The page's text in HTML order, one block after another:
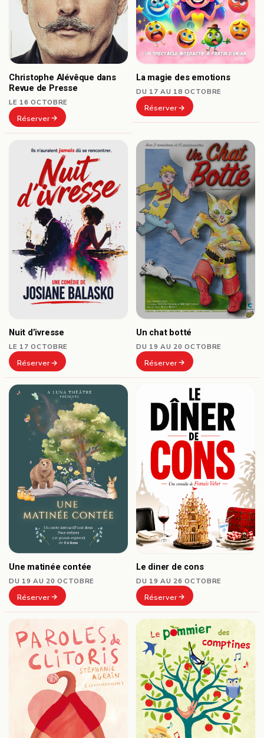
Christophe Alévêque dans
Revue de Presse
LE 16 OCTOBRE
Réserver
La magie des emotions
DU 17 AU 18 OCTOBRE
Réserver
Nuit d’ivresse
LE 17 OCTOBRE
Réserver
Un chat botté
DU 19 AU 20 OCTOBRE
Réserver
Une matinée contée
DU 19 AU 20 OCTOBRE
Réserver
Le diner de cons
DU 19 AU 26 OCTOBRE
Réserver